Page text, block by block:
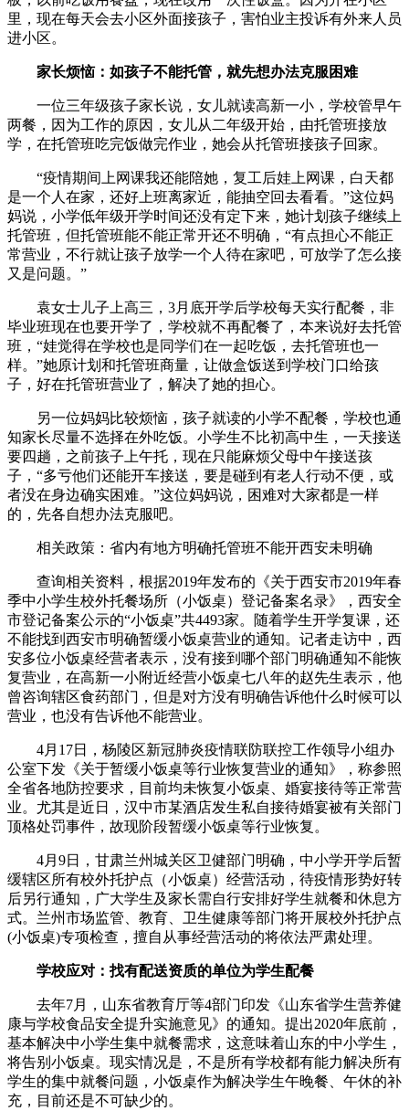
里，现在每天会去小区外面接孩子，害怕业主投诉有外来人员
进小区。
家长烦恼：如孩子不能托管，就先想办法克服困难
一位三年级孩子家长说，女儿就读高新一小，学校管早午
两餐，因为工作的原因，女儿从二年级开始，由托管班接放
学，在托管班吃完饭做完作业，她会从托管班接孩子回家。
“疫情期间上网课我还能陪她，复工后娃上网课，白天都
是一个人在家，还好上班离家近，能抽空回去看看。”这位妈
妈说，小学低年级开学时间还没有定下来，她计划孩子继续上
托管班，但托管班能不能正常开还不明确，“有点担心不能正
常营业，不行就让孩子放学一个人待在家吧，可放学了怎么接
又是问题。”
袁女士儿子上高三，3月底开学后学校每天实行配餐，非
毕业班现在也要开学了，学校就不再配餐了，本来说好去托管
班，“娃觉得在学校也是同学们在一起吃饭，去托管班也一
样。”她原计划和托管班商量，让做盒饭送到学校门口给孩
子，好在托管班营业了，解决了她的担心。
另一位妈妈比较烦恼，孩子就读的小学不配餐，学校也通
知家长尽量不选择在外吃饭。小学生不比初高中生，一天接送
要四趟，之前孩子上午托，现在只能麻烦父母中午接送孩
子，“多亏他们还能开车接送，要是碰到有老人行动不便，或
者没在身边确实困难。”这位妈妈说，困难对大家都是一样
的，先各自想办法克服吧。
相关政策：省内有地方明确托管班不能开西安未明确
查询相关资料，根据2019年发布的《关于西安市2019年春
季中小学生校外托餐场所（小饭桌）登记备案名录》，西安全
市登记备案公示的“小饭桌”共4493家。随着学生开学复课，还
不能找到西安市明确暂缓小饭桌营业的通知。记者走访中，西
安多位小饭桌经营者表示，没有接到哪个部门明确通知不能恢
复营业，在高新一小附近经营小饭桌七八年的赵先生表示，他
曾咨询辖区食药部门，但是对方没有明确告诉他什么时候可以
营业，也没有告诉他不能营业。
4月17日，杨陵区新冠肺炎疫情联防联控工作领导小组办
公室下发《关于暂缓小饭桌等行业恢复营业的通知》，称参照
全省各地防控要求，目前均未恢复小饭桌、婚宴接待等正常营
业。尤其是近日，汉中市某酒店发生私自接待婚宴被有关部门
顶格处罚事件，故现阶段暂缓小饭桌等行业恢复。
4月9日，甘肃兰州城关区卫健部门明确，中小学开学后暂
缓辖区所有校外托护点（小饭桌）经营活动，待疫情形势好转
后另行通知，广大学生及家长需自行安排好学生就餐和休息方
式。兰州市场监管、教育、卫生健康等部门将开展校外托护点
(小饭桌)专项检查，擅自从事经营活动的将依法严肃处理。
学校应对：找有配送资质的单位为学生配餐
去年7月，山东省教育厅等4部门印发《山东省学生营养健
康与学校食品安全提升实施意见》的通知。提出2020年底前，
基本解决中小学生集中就餐需求，这意味着山东的中小学生，
将告别小饭桌。现实情况是，不是所有学校都有能力解决所有
学生的集中就餐问题，小饭桌作为解决学生午晚餐、午休的补
充，目前还是不可缺少的。